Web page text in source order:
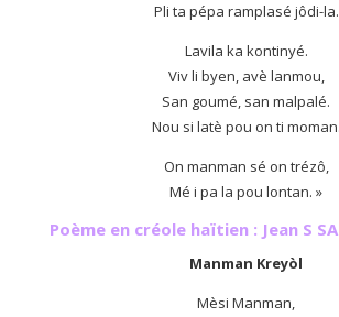
Pli ta pépa ramplasé jôdi-la.
Lavila ka kontinyé.
Viv li byen, avè lanmou,
San goumé, san malpalé.
Nou si latè pou on ti moman.
On manman sé on trézô,
Mé i pa la pou lontan. »
Poème en créole haïtien : Jean S
Manman Kreyòl
Mèsi Manman,